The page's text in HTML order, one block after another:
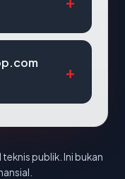
publik. Ini bukan